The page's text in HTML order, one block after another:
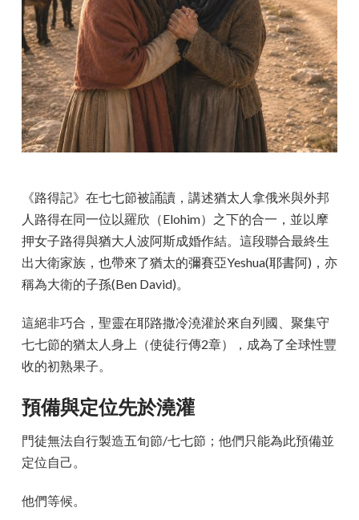
《路得記》在七七節被誦讀，講述猶太人拿俄米與外邦
人路得在同一位以羅欣（Elohim）之下的合一，並以摩
押女子路得與猶大人波阿斯成婚作結。這段聯合最終生
出大衛家族，也帶來了猶太的彌賽亞Yeshua(耶書阿)，亦
稱為大衛的子孫(Ben David)。
這絕非巧合，聖靈在耶路撒冷澆灌於來自列國、聚集守
七七節的猶太人身上（使徒行傳2章），成為了全球性豐
收的初熟果子。
預備與定位先於澆灌
門徒無法自行製造五旬節/七七節；他們只能為此預備並
定位自己。
他們等候。